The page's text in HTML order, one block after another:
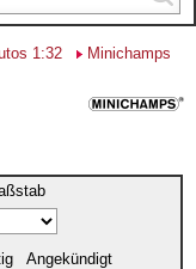
1:32 Minichamps
Angekündigt